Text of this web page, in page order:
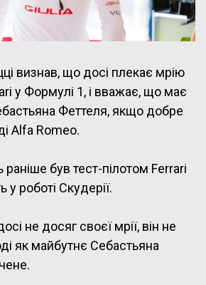
визнав, що досі плекає мрію
у Формулі 1, і вважає, що має
Феттеля, якщо добре
Alfa Romeo.
раніше був тест-пілотом Ferrari
у роботі Скудерії.
не досяг своєї мрії, він не
як майбутнє Себастьяна